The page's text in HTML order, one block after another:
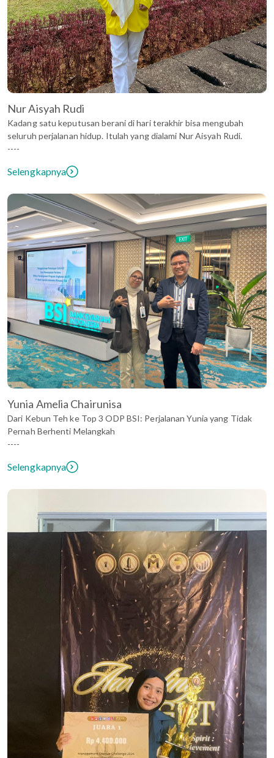
Nur Aisyah Rudi
Kadang satu keputusan berani di hari terakhir bisa mengubah
seluruh perjalanan hidup. Itulah yang dialami Nur Aisyah Rudi.
----
Selengkapnya
Yunia Amelia Chairunisa
Dari Kebun Teh ke Top 3 ODP BSI: Perjalanan Yunia yang Tidak
Pernah Berhenti Melangkah
----
Selengkapnya